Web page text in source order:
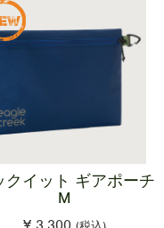
クイット ギアポーチ
M